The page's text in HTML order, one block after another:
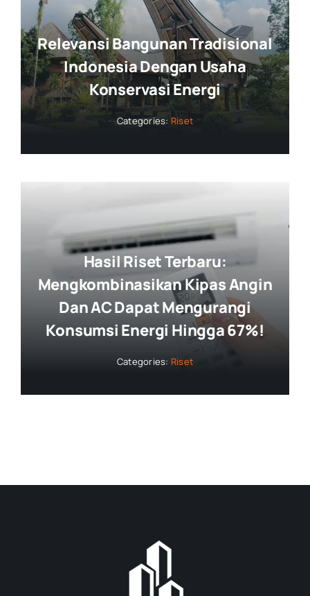
Relevansi Bangunan Tradisional
Indonesia Dengan Usaha
Konservasi Energi
Categories: Riset
Hasil Riset Terbaru:
Mengkombinasikan Kipas Angin
Dan AC Dapat Mengurangi
Konsumsi Energi Hingga 67%!
Categories: Riset